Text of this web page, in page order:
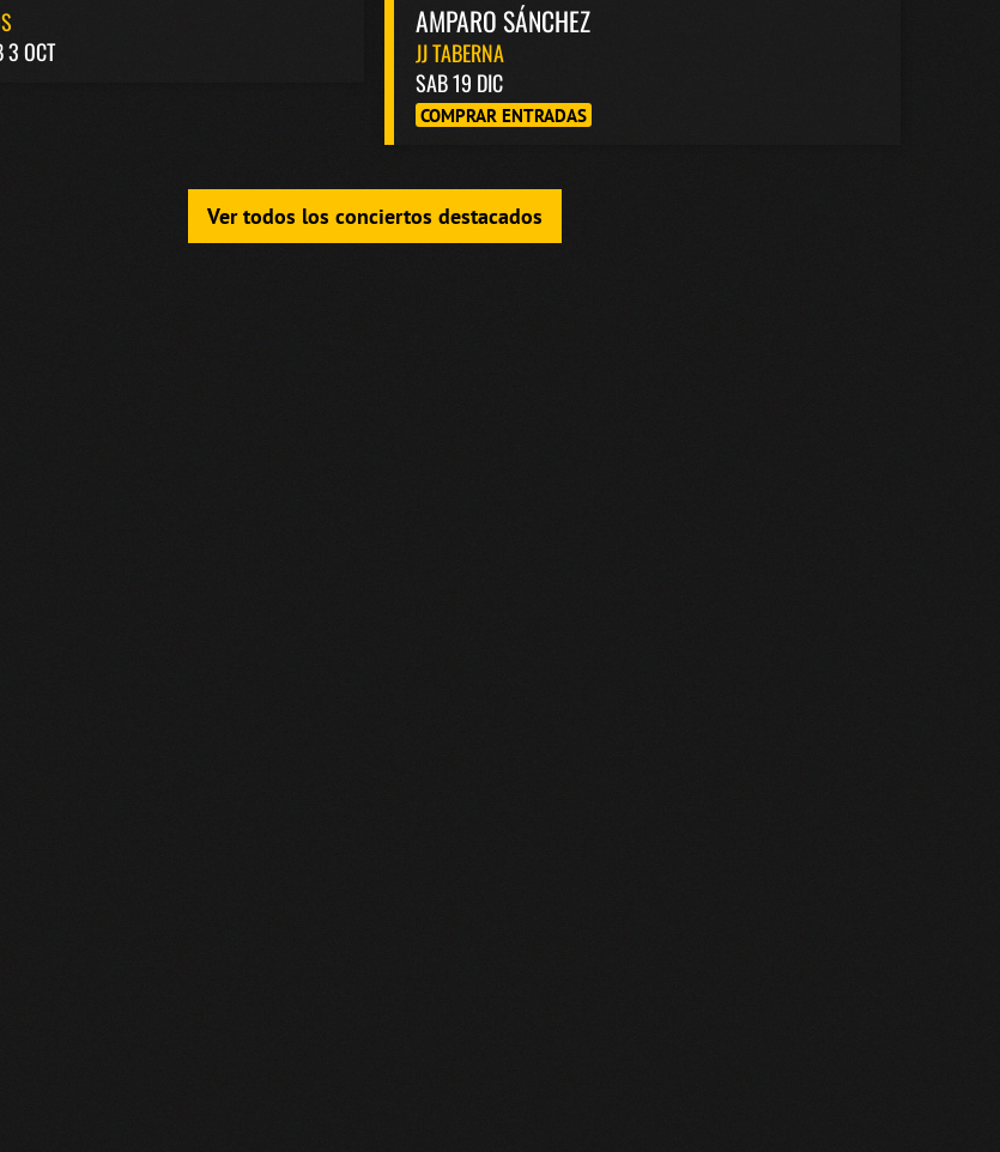
3 OCT
AMPARO SÁNCHEZ
JJ TABERNA
SAB 19 DIC
COMPRAR ENTRADAS
Ver todos los conciertos destacados